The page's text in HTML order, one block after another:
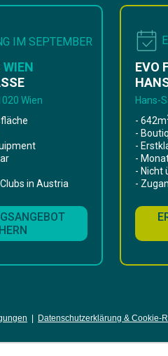
Datenschutzerklärung & Cookie-
WIEN
Wien
IM SEPTEMBER
in Austria
EVO
Hans-
- 642m
-
-
-
- Nicht
-